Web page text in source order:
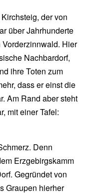
der von
über Jahrhunderte
Hier
Nachbardorf,
ihre Toten zum
dass er einst die
Am Rand aber steht
mit einer Tafel:
Denn
Erzgebirgskamm
Gegründet von
Graupen hierher